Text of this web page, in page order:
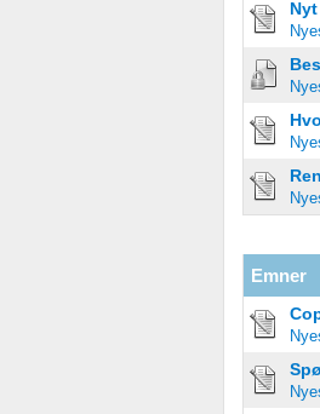
Emner